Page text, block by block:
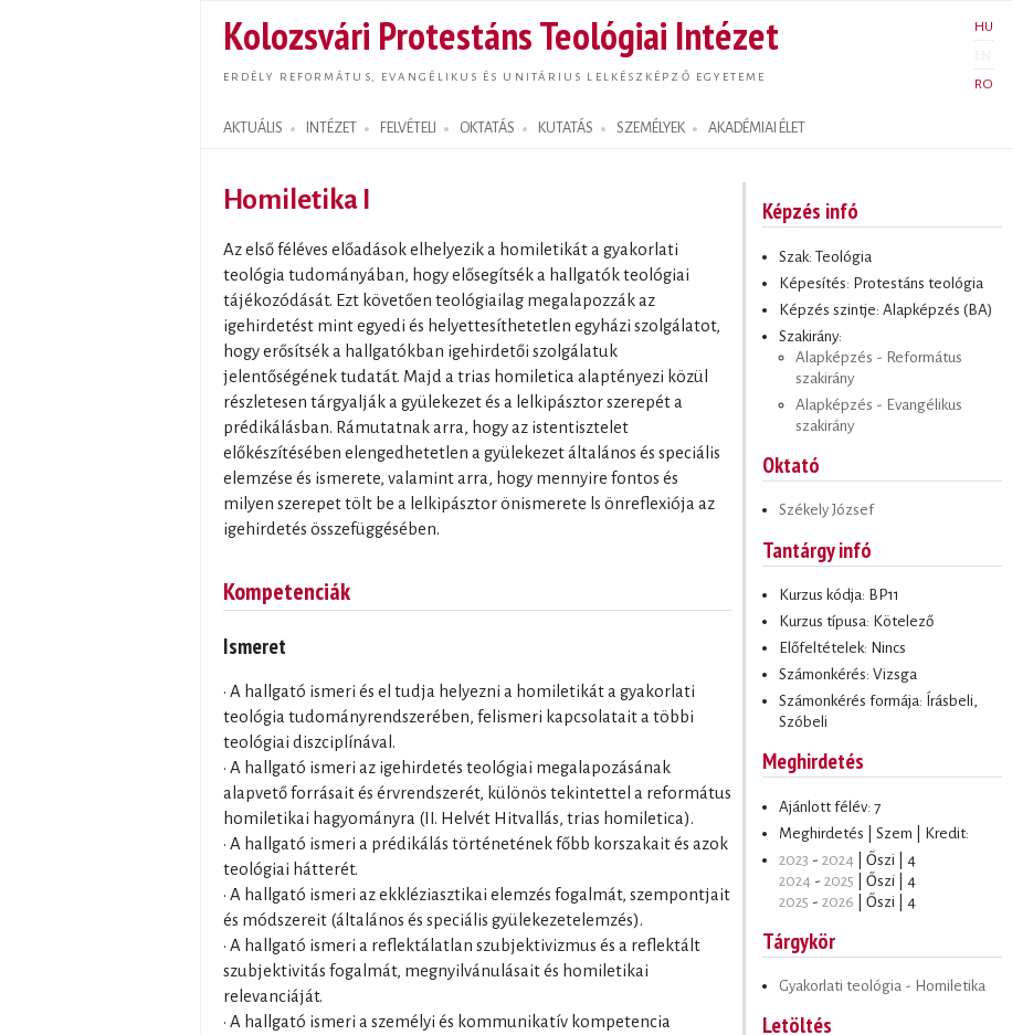
tartalomra
Kolozsvári Protestáns Teológiai Intézet
ERDÉLY REFORMÁTUS, EVANGÉLIKUS ÉS UNITÁRIUS LELKÉSZKÉPZŐ EGYETEME
HU
RO
AKTUÁLIS INTÉZET FELVÉTELI OKTATÁS KUTATÁS SZEMÉLYEK AKADÉMIAI ÉLET
Search form
Homiletika I
Az első féléves előadások elhelyezik a homiletikát a gyakorlati
teológia tudományában, hogy elősegítsék a hallgatók teológiai
tájékozódását. Ezt követően teológiailag megalapozzák az
igehirdetést mint egyedi és helyettesíthetetlen egyházi szolgálatot,
hogy erősítsék a hallgatókban igehirdetői szolgálatuk
jelentőségének tudatát. Majd a trias homiletica alaptényezi közül
részletesen tárgyalják a gyülekezet és a lelkipásztor szerepét a
prédikálásban. Rámutatnak arra, hogy az istentisztelet
előkészítésében elengedhetetlen a gyülekezet általános és speciális
elemzése és ismerete, valamint arra, hogy mennyire fontos és
milyen szerepet tölt be a lelkipásztor önismerete ls önreflexiója az
igehirdetés összefüggésében.
Kompetenciák
Ismeret
• A hallgató ismeri és el tudja helyezni a homiletikát a gyakorlati
teológia tudományrendszerében, felismeri kapcsolatait a többi
teológiai diszciplínával.
• A hallgató ismeri az igehirdetés teológiai megalapozásának
alapvető forrásait és érvrendszerét, különös tekintettel a református
homiletikai hagyományra (II. Helvét Hitvallás, trias homiletica).
• A hallgató ismeri a prédikálás történetének főbb korszakait és azok
teológiai hátterét.
• A hallgató ismeri az ekkléziasztikai elemzés fogalmát, szempontjait
és módszereit (általános és speciális gyülekezetelemzés).
• A hallgató ismeri a reflektálatlan szubjektivizmus és a reflektált
szubjektivitás fogalmát, megnyilvánulásait és homiletikai
relevanciáját.
• A hallgató ismeri a személyi és kommunikatív kompetencia
Képzés infó
Szak: Teológia
Képesítés: Protestáns teológia
Képzés szintje: Alapképzés (BA)
Szakirány:
Alapképzés - Református
szakirány
Alapképzés - Evangélikus
szakirány
Oktató
Székely József
Tantárgy infó
Kurzus kódja: BP11
Kurzus típusa: Kötelező
Előfeltételek: Nincs
Számonkérés: Vizsga
Számonkérés formája: Írásbeli,
Szóbeli
Meghirdetés
Ajánlott félév: 7
Meghirdetés | Szem | Kredit:
2023 - 2024 | Őszi | 4
2024 - 2025 | Őszi | 4
2025 - 2026 | Őszi | 4
Tárgykör
Gyakorlati teológia - Homiletika
Letöltés